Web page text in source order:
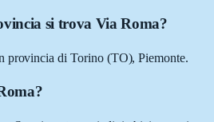
si trova Via Roma?
provincia di Torino (TO), Piemonte.